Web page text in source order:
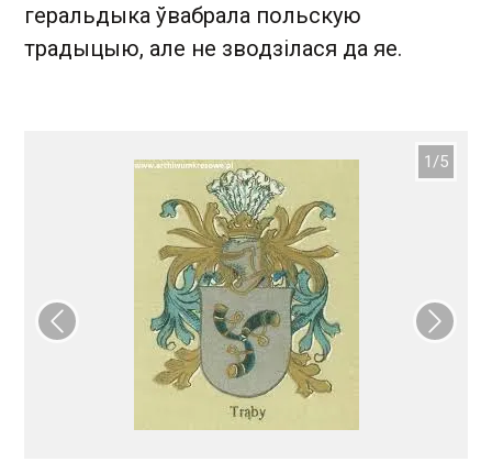
геральдыка ўвабрала польскую
традыцыю, але не зводзілася да яе.
Папярэдні слайд